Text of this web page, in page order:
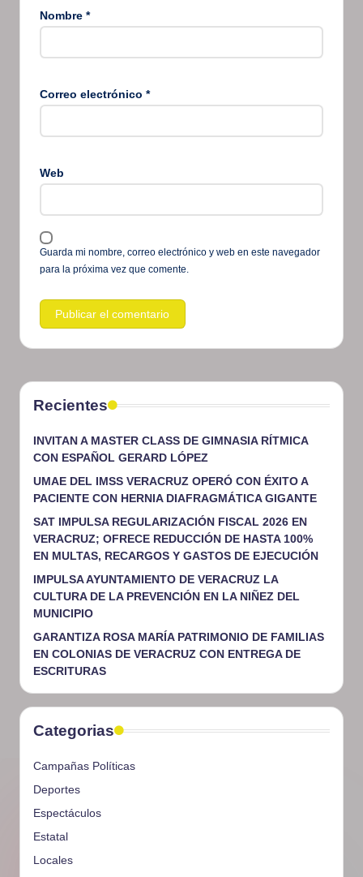
Nombre *
Correo electrónico *
Web
Guarda mi nombre, correo electrónico y web en este navegador
para la próxima vez que comente.
Recientes
INVITAN A MASTER CLASS DE GIMNASIA RÍTMICA
CON ESPAÑOL GERARD LÓPEZ
UMAE DEL IMSS VERACRUZ OPERÓ CON ÉXITO A
PACIENTE CON HERNIA DIAFRAGMÁTICA GIGANTE
SAT IMPULSA REGULARIZACIÓN FISCAL 2026 EN
VERACRUZ; OFRECE REDUCCIÓN DE HASTA 100%
EN MULTAS, RECARGOS Y GASTOS DE EJECUCIÓN
IMPULSA AYUNTAMIENTO DE VERACRUZ LA
CULTURA DE LA PREVENCIÓN EN LA NIÑEZ DEL
MUNICIPIO
GARANTIZA ROSA MARÍA PATRIMONIO DE FAMILIAS
EN COLONIAS DE VERACRUZ CON ENTREGA DE
ESCRITURAS
Categorias
Campañas Políticas
Deportes
Espectáculos
Estatal
Locales